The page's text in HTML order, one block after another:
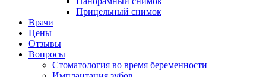
Прицельный снимок
Врачи
Цены
Отзывы
Вопросы
Стоматология во время беременности